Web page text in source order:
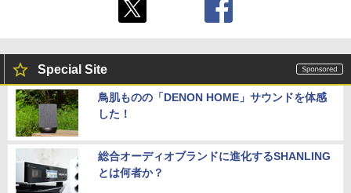
Special Site
鳥肌ものの「DENON HOME」サウンドを体感
した！
総合オーディオブランドに進化するSHANLING
とは何者か？